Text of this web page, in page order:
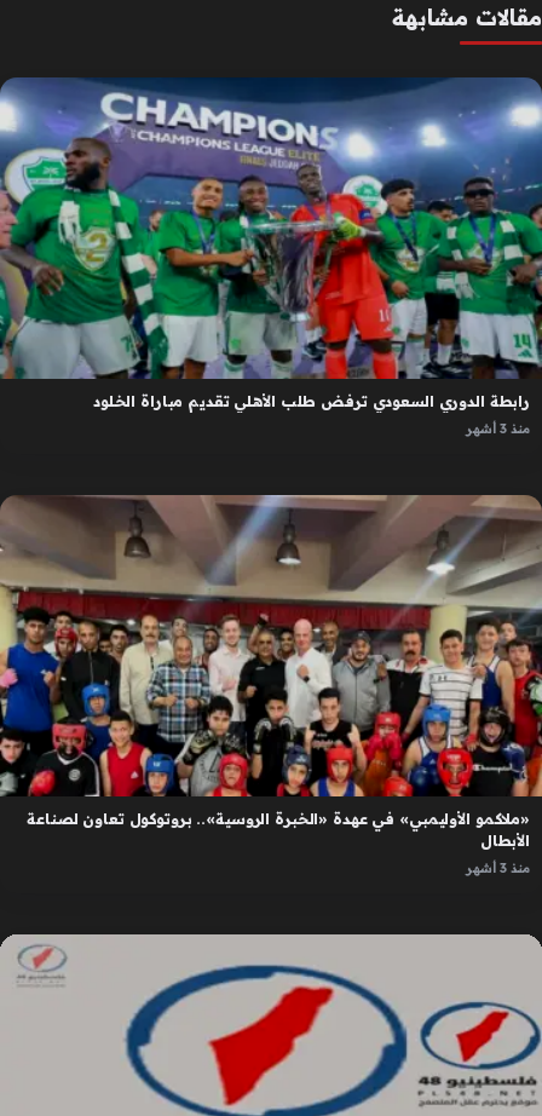
مقالات مشابهة
رابطة الدوري السعودي ترفض طلب الأهلي تقديم مباراة الخلود
منذ 3 أشهر
«ملاكمو الأوليمبي» في عهدة «الخبرة الروسية».. بروتوكول تعاون لصناعة
الأبطال
منذ 3 أشهر